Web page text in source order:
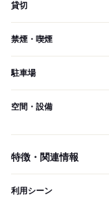
貸切
禁煙・喫煙
駐車場
空間・設備
特徴・関連情報
利用シーン